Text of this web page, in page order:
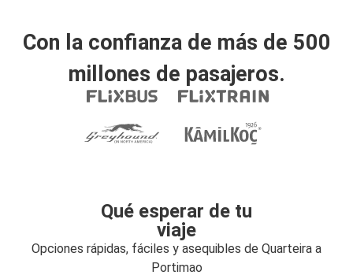
Con la confianza de más de 500
millones de pasajeros.
Qué esperar de tu
viaje
Opciones rápidas, fáciles y asequibles de Quarteira a
Portimao